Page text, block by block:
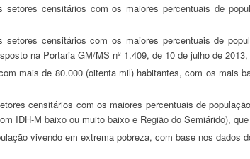
na Portaria GM/MS nº 1.409, de 10 de julho de
IDH-M baixo ou muito baixo e Região do Semiárido),